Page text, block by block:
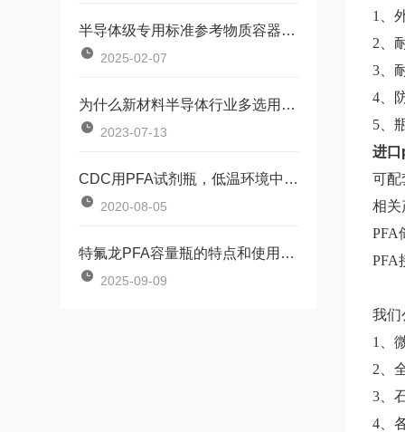
半导体级专用标准参考物质容器：PFA取样瓶
2025-02-07
为什么新材料半导体行业多选用PFA取样瓶PFA样品瓶
2023-07-13
CDC用PFA试剂瓶，低温环境中无塑化剂析出
2020-08-05
特氟龙PFA容量瓶的特点和使用方法
2025-09-09
1、
2、
3、
4、
5、
进口
可配
相关
PFA
PFA
我们
1、
2、
3、
4、